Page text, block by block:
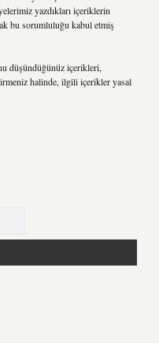
yazdıkları içeriklerin
bu sorumluluğu kabul etmiş
düşündüğünüz içerikleri,
halinde, ilgili içerikler yasal